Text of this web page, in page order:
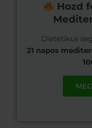
Hozd
Dietetikus
21 napos